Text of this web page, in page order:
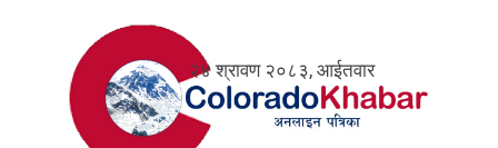
२४ श्रावण २०८३, आईतवार